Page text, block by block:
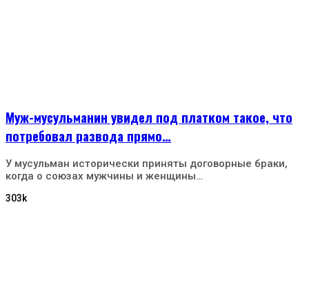
Муж-мусульманин увидел под платком такое, что
потребовал развода прямо…
У мусульман исторически приняты договорные браки,
когда о союзах мужчины и женщины…
303k